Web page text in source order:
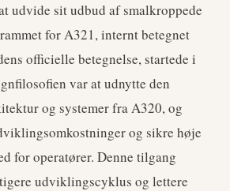
udvide sit udbud af smalkroppede
for A321, internt betegnet
officielle betegnelse, startede i
var at udnytte den
og systemer fra A320, og
og sikre høje
for operatører. Denne tilgang
udviklingscyklus og lettere